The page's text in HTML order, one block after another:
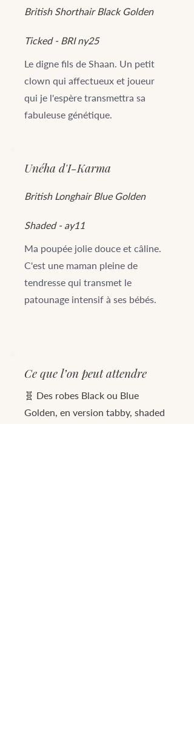
British Shorthair Black Golden
Ticked - BRI ny25
Le digne fils de Shaan. Un petit
clown qui affectueux et joueur
qui je l'espère transmettra sa
fabuleuse génétique.
Unéha d'I-Karma
British Longhair Blue Golden
Shaded - ay11
Ma poupée jolie douce et câline.
C'est une maman pleine de
tendresse qui transmet le
patounage intensif à ses bébés.
Ce que l’on peut attendre
🧬 Des robes Black ou Blue
Golden, en version tabby, shaded